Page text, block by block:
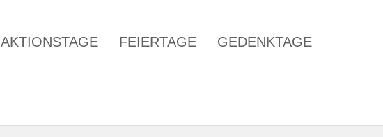
AKTIONSTAGE FEIERTAGE GEDENKTAGE